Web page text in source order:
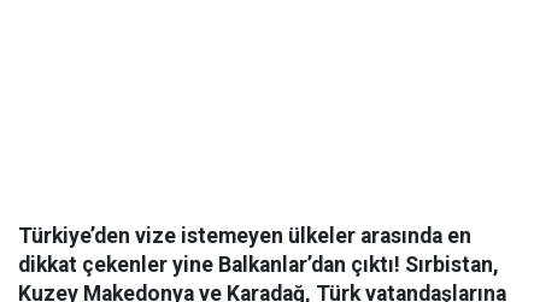
Türkiye’den vize istemeyen ülkeler arasında en
dikkat çekenler yine Balkanlar’dan çıktı! Sırbistan,
Kuzey Makedonya ve Karadağ, Türk vatandaşlarına